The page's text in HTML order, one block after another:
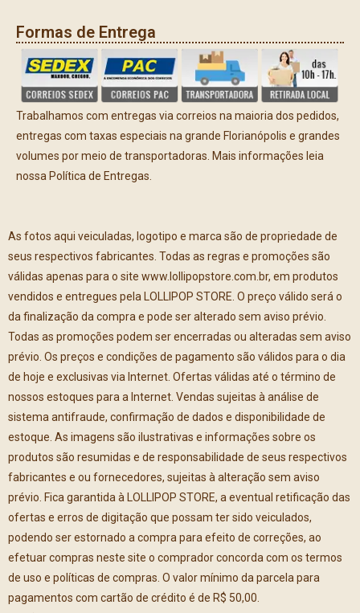
Formas de Entrega
Trabalhamos com entregas via correios na maioria dos pedidos,
entregas com taxas especiais na grande Florianópolis e grandes
volumes por meio de transportadoras. Mais informações leia
nossa Política de Entregas.
As fotos aqui veiculadas, logotipo e marca são de propriedade de
seus respectivos fabricantes. Todas as regras e promoções são
válidas apenas para o site www.lollipopstore.com.br, em produtos
vendidos e entregues pela LOLLIPOP STORE. O preço válido será o
da finalização da compra e pode ser alterado sem aviso prévio.
Todas as promoções podem ser encerradas ou alteradas sem aviso
prévio. Os preços e condições de pagamento são válidos para o dia
de hoje e exclusivas via Internet. Ofertas válidas até o término de
nossos estoques para a Internet. Vendas sujeitas à análise de
sistema antifraude, confirmação de dados e disponibilidade de
estoque. As imagens são ilustrativas e informações sobre os
produtos são resumidas e de responsabilidade de seus respectivos
fabricantes e ou fornecedores, sujeitas à alteração sem aviso
prévio. Fica garantida à LOLLIPOP STORE, a eventual retificação das
ofertas e erros de digitação que possam ter sido veiculados,
podendo ser estornado a compra para efeito de correções, ao
efetuar compras neste site o comprador concorda com os termos
de uso e políticas de compras. O valor mínimo da parcela para
pagamentos com cartão de crédito é de R$ 50,00.